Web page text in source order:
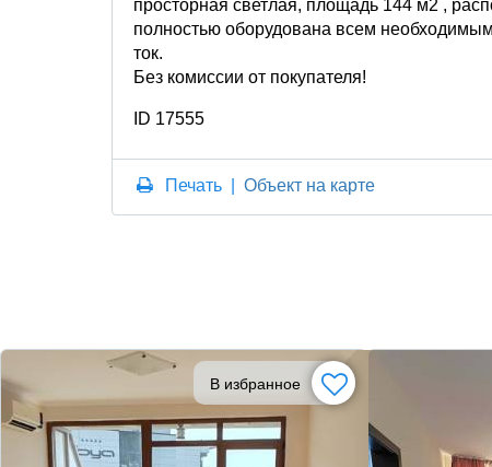
просторная светлая, площадь 144 м2 ,
полностью оборудована всем
ток.
Без комиссии от покупателя!
ID 17555
Печать |Объект на карте
В избранное